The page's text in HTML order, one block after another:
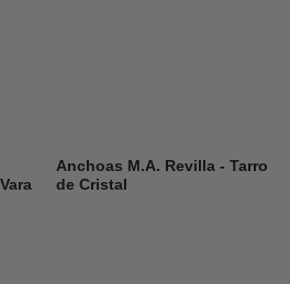
Anchoas M.A. Revilla - Tarro
de Cristal